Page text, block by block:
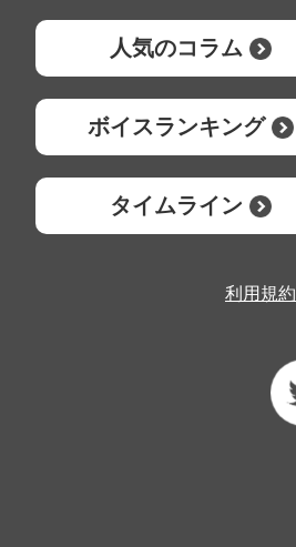
人気のコラム
ボイスランキング
タイムライン
利用規約